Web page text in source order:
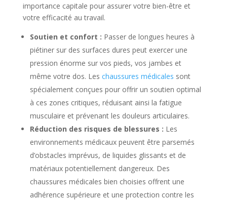
importance capitale pour assurer votre bien-être et
votre efficacité au travail.
Soutien et confort : Passer de longues heures à
piétiner sur des surfaces dures peut exercer une
pression énorme sur vos pieds, vos jambes et
même votre dos. Les chaussures médicales sont
spécialement conçues pour offrir un soutien optimal
à ces zones critiques, réduisant ainsi la fatigue
musculaire et prévenant les douleurs articulaires.
Réduction des risques de blessures : Les
environnements médicaux peuvent être parsemés
d’obstacles imprévus, de liquides glissants et de
matériaux potentiellement dangereux. Des
chaussures médicales bien choisies offrent une
adhérence supérieure et une protection contre les